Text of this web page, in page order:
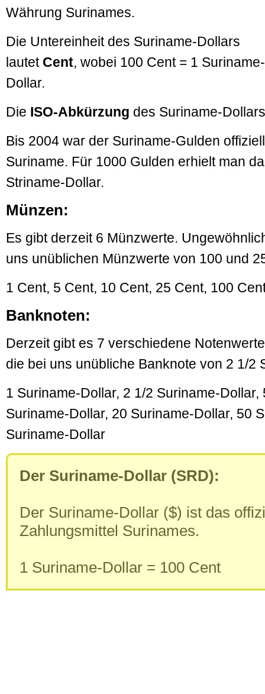
Währung Surinames.
Die Untereinheit des Suriname-Dollars
lautet Cent, wobei 100 Cent = 1 Suriname-
Dollar.
Die ISO-Abkürzung des Suriname-
Bis 2004 war der Suriname-Gulden
Suriname. Für 1000 Gulden erhielt man
Striname-Dollar.
Münzen:
Es gibt derzeit 6 Münzwerte.
uns unüblichen Münzwerte von 100 und
1 Cent, 5 Cent, 10 Cent, 25 Cent, 100
Banknoten:
Derzeit gibt es 7 verschiedene
die bei uns unübliche Banknote von 2 1/2
1 Suriname-Dollar, 2 1/2 Suriname-
Suriname-Dollar, 20 Suriname-Dollar, 50
Suriname-Dollar
Der Suriname-Dollar (SRD):
Der Suriname-Dollar ($) ist das
Zahlungsmittel Surinames.
1 Suriname-Dollar = 100 Cent